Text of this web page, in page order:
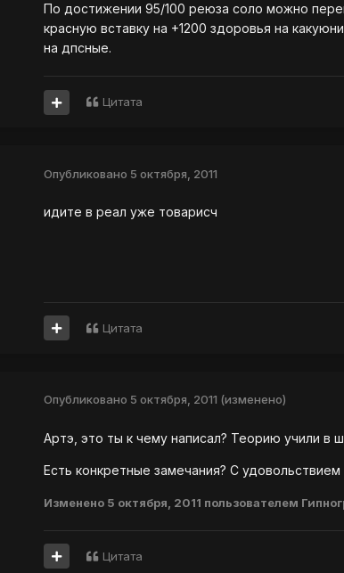
По достижении 95/100 реюза соло можно
красную вставку на +1200 здоровья на
на дпсные.
Цитата
Опубликовано 5 октября, 2011
идите в реал уже товарисч
Цитата
Опубликовано 5 октября, 2011 (изменено)
Артэ, это ты к чему написал? Теорию учили в
Есть конкретные замечания? С удовольствием
Изменено 5 октября, 2011 пользователем
Цитата